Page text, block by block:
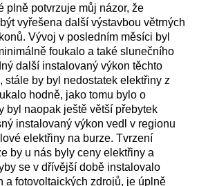
plně potvrzuje můj názor, že
vyřešena další výstavbou větrných
Vývoj v posledním měsíci byl
foukalo a také slunečního
další instalovaný výkon těchto
stále by byl nedostatek elektřiny z
hodně, jako tomu bylo o
byl naopak ještě větší přebytek
instalovaný výkon vedl v regionu
elektřiny na burze. Tvrzení
by u nás byly ceny elektřiny a
se v dřívější době instalovalo
a fotovoltaických zdrojů, je úplně